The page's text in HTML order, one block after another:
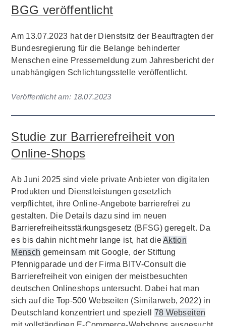
BGG veröffentlicht
Am 13.07.2023 hat der Dienstsitz der Beauftragten der
Bundesregierung für die Belange behinderter
Menschen eine Pressemeldung zum Jahresbericht der
unabhängigen Schlichtungsstelle veröffentlicht.
Veröffentlicht am: 18.07.2023
Studie zur Barrierefreiheit von
Online-Shops
Ab Juni 2025 sind viele private Anbieter von digitalen
Produkten und Dienstleistungen gesetzlich
verpflichtet, ihre Online-Angebote barrierefrei zu
gestalten. Die Details dazu sind im neuen
Barrierefreiheitsstärkungsgesetz (BFSG) geregelt. Da
es bis dahin nicht mehr lange ist, hat dieAktion
Mensch gemeinsam mit Google, der Stiftung
Pfennigparade und der Firma BITV-Consult die
Barrierefreiheit von einigen der meistbesuchten
deutschen Onlineshops untersucht. Dabei hat man
sich auf die Top-500 Webseiten (Similarweb, 2022) in
Deutschland konzentriert und speziell 78 Webseiten